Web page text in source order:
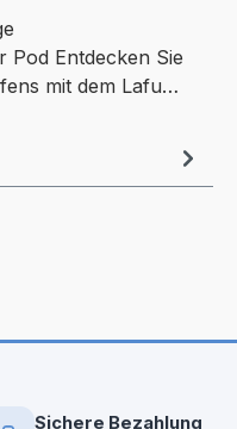
Pod Entdecken Sie
mit dem Lafu…
Sichere Bezahlung